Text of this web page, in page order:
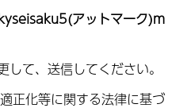
アットマーク)m
て、送信してください。
正化等に関する法律に基づ